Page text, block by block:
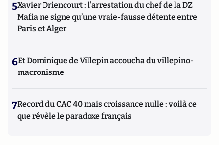
5Xavier Driencourt : l’arrestation du chef de la DZ
Mafia ne signe qu’une vraie-fausse détente entre
Paris et Alger
6Et Dominique de Villepin accoucha du villepino-
macronisme
7Record du CAC 40 mais croissance nulle : voilà ce
que révèle le paradoxe français